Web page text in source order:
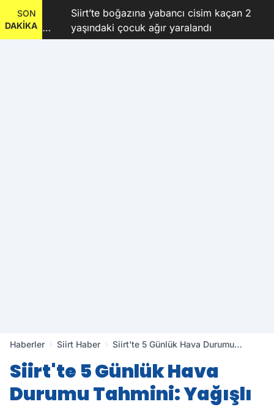
SON
DAKİKA
Siirt’te boğazına yabancı cisim kaçan 2
yaşındaki çocuk ağır yaralandı
Haberler Siirt Haber
Siirt'te 5 Günlük Hava Durumu
Sürdürecek!
Siirt'te 5 Günlük Hava
Durumu Tahmini: Yağışlı